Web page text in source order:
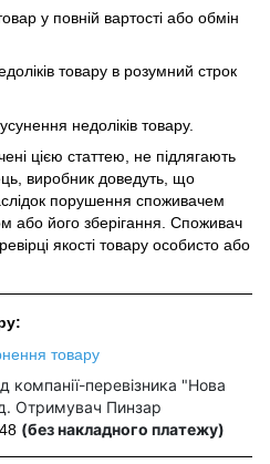
у повній вартості або обмін
товару в розумний строк
недоліків товару.
цією статтею, не підлягають
виробник доведуть, що
порушення споживачем
або його зберігання. Споживач
якості товару особисто або
товару
компанії-перевізника "Нова
Отримувач Пинзар
(без накладного платежу)